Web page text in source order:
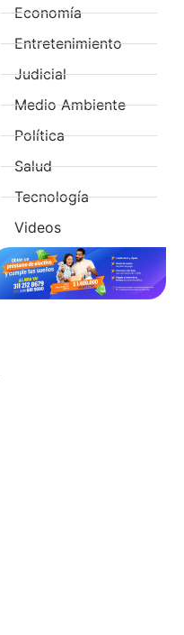
Economía
Entretenimiento
Judicial
Medio Ambiente
Política
Salud
Tecnología
Videos